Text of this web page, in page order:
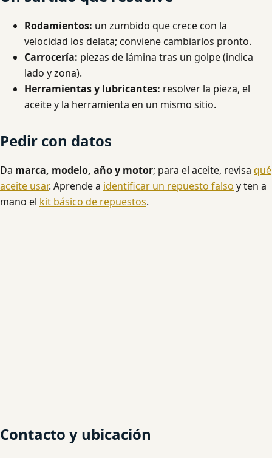
Rodamientos: un zumbido que crece con la
velocidad los delata; conviene cambiarlos pronto.
Carrocería: piezas de lámina tras un golpe (indica
lado y zona).
Herramientas y lubricantes: resolver la pieza, el
aceite y la herramienta en un mismo sitio.
Pedir con datos
Da marca, modelo, año y motor; para el aceite, revisa qué
aceite usar. Aprende a identificar un repuesto falso y ten a
mano el kit básico de repuestos.
Contacto y ubicación